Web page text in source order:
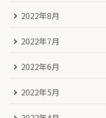
2022年8月
2022年7月
2022年6月
2022年5月